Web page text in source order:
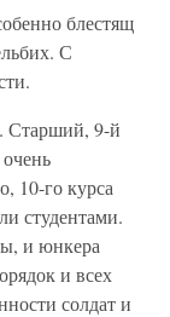
блестящ
С
Старший, 9-й
10-го курса
студентами.
и юнкера
и всех
солдат и